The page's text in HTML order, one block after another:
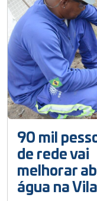
90 mil
de rede vai
melhorar
água na